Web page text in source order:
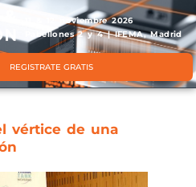
11 & 12 noviembre 2026
Pabellones 2 y 4 | IFEMA, Madrid
REGISTRATE GRATIS
vértice de una